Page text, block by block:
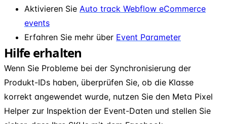
Aktivieren Sie Auto track Webflow eCommerce
events
Erfahren Sie mehr über Event Parameter
Hilfe erhalten
Wenn Sie Probleme bei der Synchronisierung der
Produkt-IDs haben, überprüfen Sie, ob die Klasse
korrekt angewendet wurde, nutzen Sie den Meta Pixel
Helper zur Inspektion der Event-Daten und stellen Sie